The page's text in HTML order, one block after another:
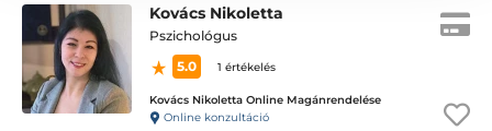
Kovács Nikoletta
Pszichológus
5.0
1 értékelés
Kovács Nikoletta Online Magánrendelése
Online konzultáció